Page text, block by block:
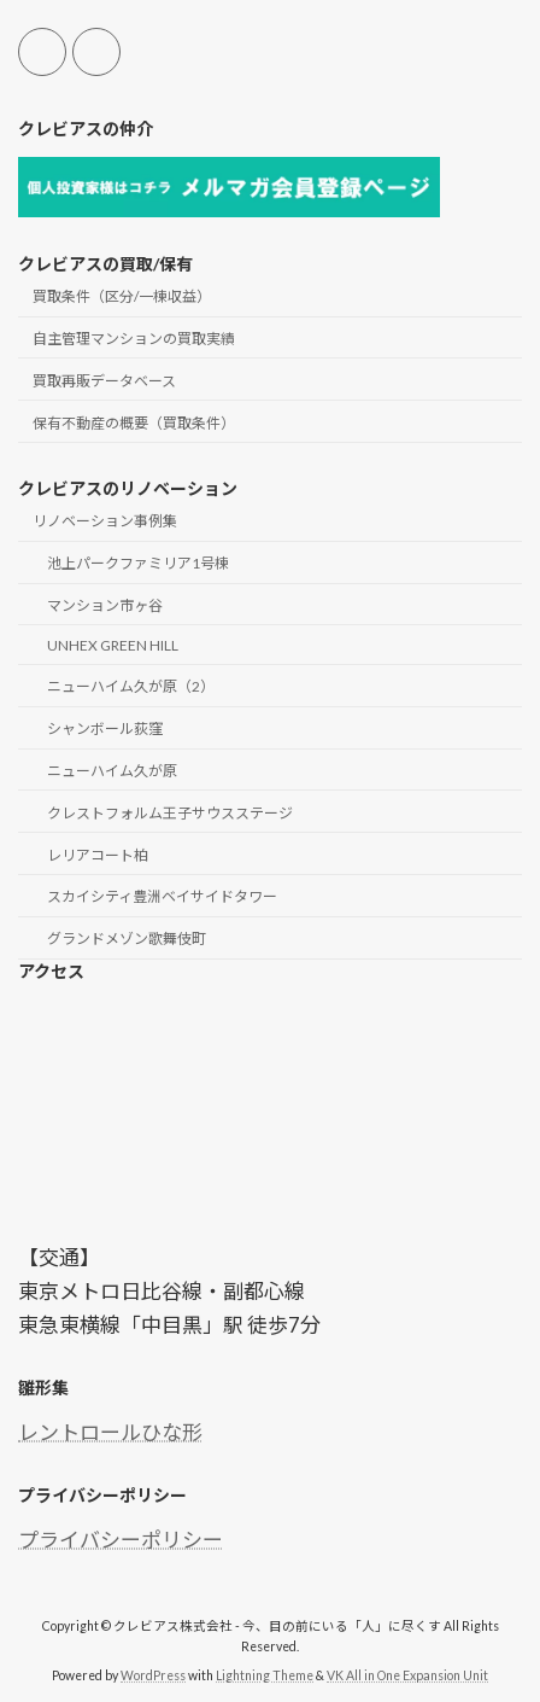
クレビアスの仲介
クレビアスの買取/保有
買取条件（区分/一棟収益）
自主管理マンションの買取実績
買取再販データベース
保有不動産の概要（買取条件）
クレビアスのリノベーション
リノベーション事例集
池上パークファミリア1号棟
マンション市ヶ谷
UNHEX GREEN HILL
ニューハイム久が原（2）
シャンボール荻窪
ニューハイム久が原
クレストフォルム王子サウスステージ
レリアコート柏
スカイシティ豊洲ベイサイドタワー
グランドメゾン歌舞伎町
アクセス
【交通】
東京メトロ日比谷線・副都心線
東急東横線「中目黒」駅 徒歩7分
雛形集
レントロールひな形
プライバシーポリシー
プライバシーポリシー
Copyright © クレビアス株式会社 - 今、目の前にいる「人」に尽くす All Rights
Reserved.
Powered byWordPresswith Lightning Theme& VK All in One Expansion Unit